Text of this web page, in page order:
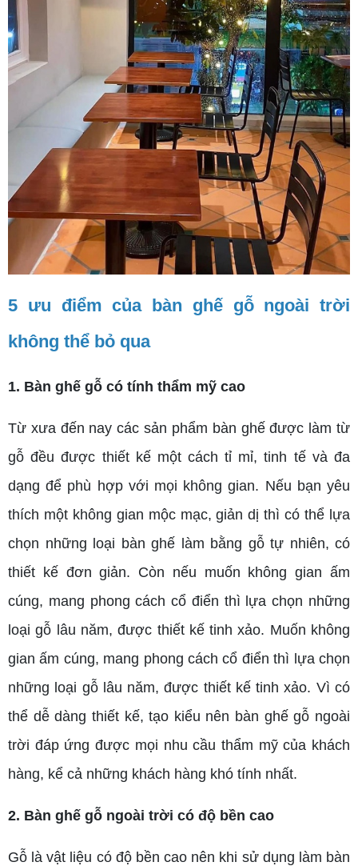
5 ưu điểm của bàn ghế gỗ ngoài trời
không thể bỏ qua
1. Bàn ghế gỗ có tính thẩm mỹ cao
Từ xưa đến nay các sản phẩm bàn ghế được làm từ
gỗ đều được thiết kế một cách tỉ mỉ, tinh tế và đa
dạng để phù hợp với mọi không gian. Nếu bạn yêu
thích một không gian mộc mạc, giản dị thì có thể lựa
chọn những loại bàn ghế làm bằng gỗ tự nhiên, có
thiết kế đơn giản. Còn nếu muốn không gian ấm
cúng, mang phong cách cổ điển thì lựa chọn những
loại gỗ lâu năm, được thiết kế tinh xảo. Muốn không
gian ấm cúng, mang phong cách cổ điển thì lựa chọn
những loại gỗ lâu năm, được thiết kế tinh xảo. Vì có
thể dễ dàng thiết kế, tạo kiểu nên bàn ghế gỗ ngoài
trời đáp ứng được mọi nhu cầu thẩm mỹ của khách
hàng, kể cả những khách hàng khó tính nhất.
2. Bàn ghế gỗ ngoài trời có độ bền cao
Gỗ là vật liệu có độ bền cao nên khi sử dụng làm bàn